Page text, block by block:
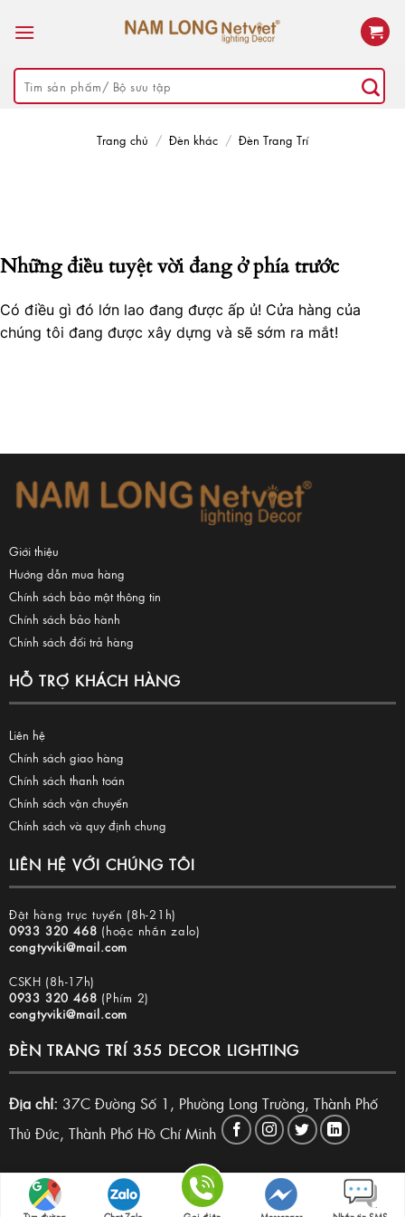
Tìm
kiếm:
Trang chủ / Đèn khác / Đèn Trang Trí
Những điều tuyệt vời đang ở phía trước
Có điều gì đó lớn lao đang được ấp ủ! Cửa hàng của
chúng tôi đang được xây dựng và sẽ sớm ra mắt!
Giới thiệu
Hướng dẫn mua hàng
Chính sách bảo mật thông tin
Chính sách bảo hành
Chính sách đổi trả hàng
HỖ TRỢ KHÁCH HÀNG
Liên hệ
Chính sách giao hàng
Chính sách thanh toán
Chính sách vận chuyển
Chính sách và quy định chung
LIÊN HỆ VỚI CHÚNG TÔI
Đặt hàng trực tuyến (8h-21h)
0933 320 468 (hoặc nhắn zalo)
congtyviki@mail.com
CSKH (8h-17h)
0933 320 468 (Phím 2)
congtyviki@mail.com
ĐÈN TRANG TRÍ 355 DECOR LIGHTING
Địa chỉ: 37C Đường Số 1, Phường Long Trường, Thành Phố
Thủ Đức, Thành Phố Hồ Chí Minh
Copyright 2026 © Đèn trang trí 355 Decor